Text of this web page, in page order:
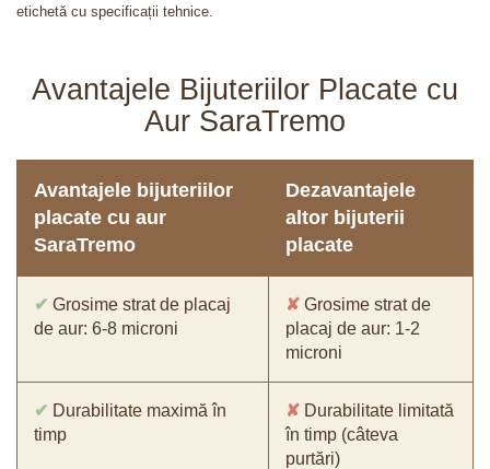
etichetă cu specificații tehnice.
Avantajele Bijuteriilor Placate cu
Aur SaraTremo
Avantajele bijuteriilor
placate cu aur
SaraTremo
Dezavantajele
altor bijuterii
placate
✔ Grosime strat de placaj
de aur: 6-8 microni
✘ Grosime strat de
placaj de aur: 1-2
microni
✔ Durabilitate maximă în
timp
✘ Durabilitate limitată
în timp (câteva
purtări)